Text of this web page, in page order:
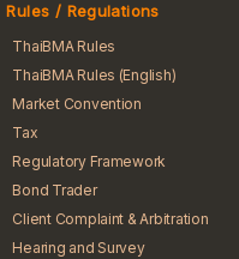
Rules / Regulations
ThaiBMA Rules
ThaiBMA Rules (English)
Market Convention
Tax
Regulatory Framework
Bond Trader
Client Complaint & Arbitration
Hearing and Survey